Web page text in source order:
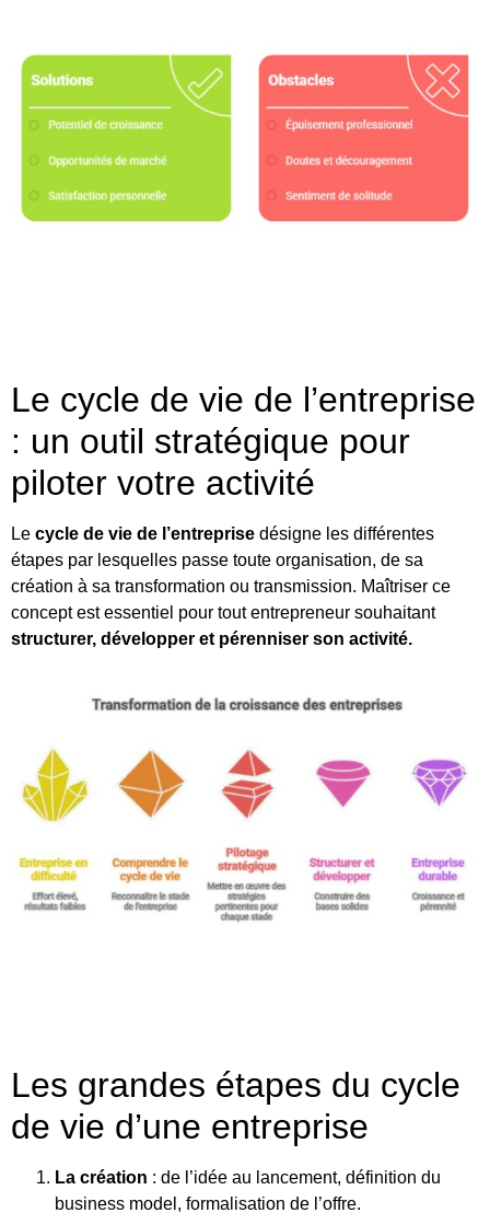
Le cycle de vie de l’entreprise
: un outil stratégique pour
piloter votre activité
Le cycle de vie de l’entreprise désigne les différentes
étapes par lesquelles passe toute organisation, de sa
création à sa transformation ou transmission. Maîtriser ce
concept est essentiel pour tout entrepreneur souhaitant
structurer, développer et pérenniser son activité.
Les grandes étapes du cycle
de vie d’une entreprise
La création : de l’idée au lancement, définition du
business model, formalisation de l’offre.